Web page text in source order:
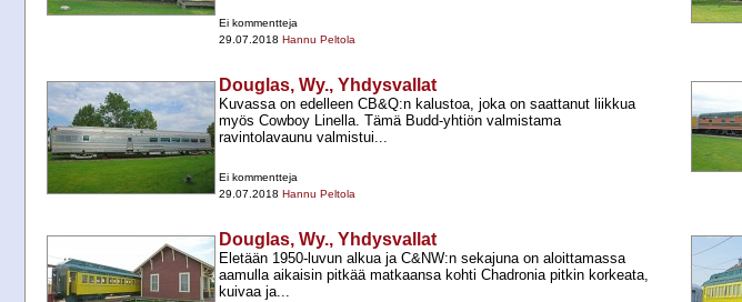
Ei kommentteja
29.07.2018 Hannu Peltola
Douglas, Wy., Yhdysvallat
Kuvassa on edelleen CB&Q:n kalustoa, joka on saattanut liikkua
myös Cowboy Linella. Tämä Budd-​yhtiön valmistama
ravintolavaunu valmistui...
Ei kommentteja
29.07.2018 Hannu Peltola
Douglas, Wy., Yhdysvallat
Eletään 1950-​luvun alkua ja C&NW:n sekajuna on aloittamassa
aamulla aikaisin pitkää matkaansa kohti Chadronia pitkin korkeata,
kuivaa ja...